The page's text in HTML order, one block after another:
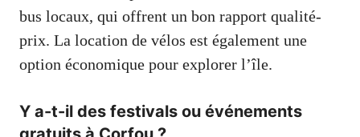
bus locaux, qui offrent un bon rapport qualité-
prix. La location de vélos est également une
option économique pour explorer l’île.
Y a-t-il des festivals ou événements